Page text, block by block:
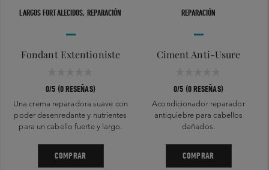
LARGOS FORTALECIDOS, REPARACIÓN
Fondant Extentioniste
0/5 (0 RESEÑAS)
Una crema reparadora suave con
poder desenredante y nutrientes
para un cabello fuerte y largo.
COMPRAR
REPARACIÓN
Ciment Anti-Usure
0/5 (0 RESEÑAS)
Acondicionador reparador
antiquiebre para cabellos
dañados.
COMPRAR